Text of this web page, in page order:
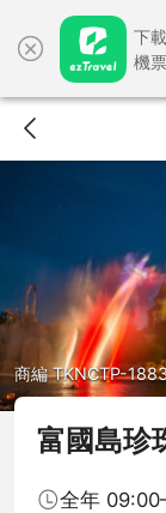
下
機
商編 TKNCTP-
富國島珍
全年